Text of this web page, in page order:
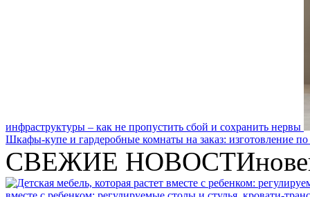
инфраструктуры – как не пропустить сбой и сохранить нервы
Шкафы-купе и гардеробные комнаты на заказ: изготовление по
СВЕЖИЕ НОВОСТИ